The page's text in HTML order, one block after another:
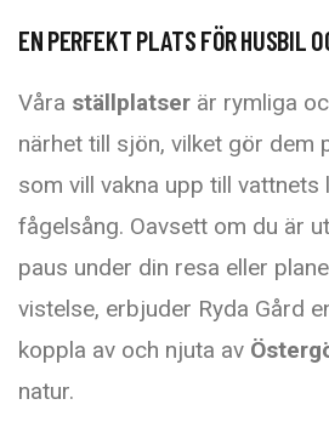
EN PERFEKT PLATS FÖR HUSBIL
Våra ställplatser är rymliga
närhet till sjön, vilket gör dem
som vill vakna upp till
fågelsång. Oavsett om du är
paus under din resa eller
vistelse, erbjuder Ryda Gård
koppla av och njuta av
natur.